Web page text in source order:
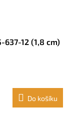
637-12 (1,8 cm)
Do košíku